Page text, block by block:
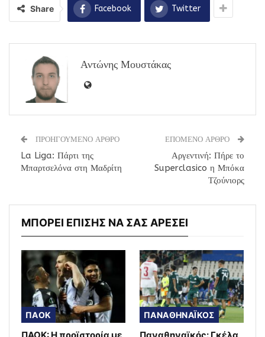
Share Facebook Twitter
Αντώνης Μουστάκας
ΠΡΟΗΓΟΥΜΕΝΟ ΑΡΘΡΟ
La Liga: Πάρτι της
Μπαρτσελόνα στη Μαδρίτη
ΕΠΟΜΕΝΟ ΑΡΘΡΟ
Αργεντινή: Πήρε το
Superclasico η Μπόκα
Τζούνιορς
ΜΠΟΡΕΙ ΕΠΙΣΗΣ ΝΑ ΣΑΣ ΑΡΕΣΕΙ
ΠΑΟΚ ΠΑΝΑΘΗΝΑΪΚΟΣ